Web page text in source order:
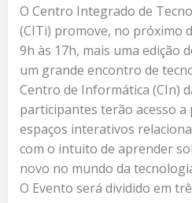
O Centro Integrado de
(CITi) promove, no próximo
9h às 17h, mais uma edição
um grande encontro de
Centro de Informática (CIn)
participantes terão acesso
espaços interativos
com o intuito de aprender
novo no mundo da
O Evento será dividido em